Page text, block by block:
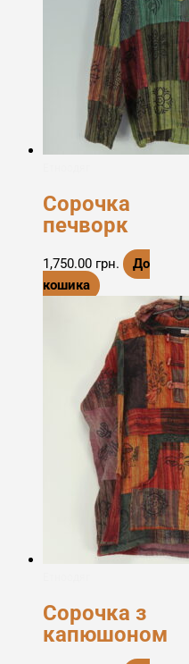
Сорочка
печворк
1,750.00 грн.
До
кошика
Сорочка з
капюшоном